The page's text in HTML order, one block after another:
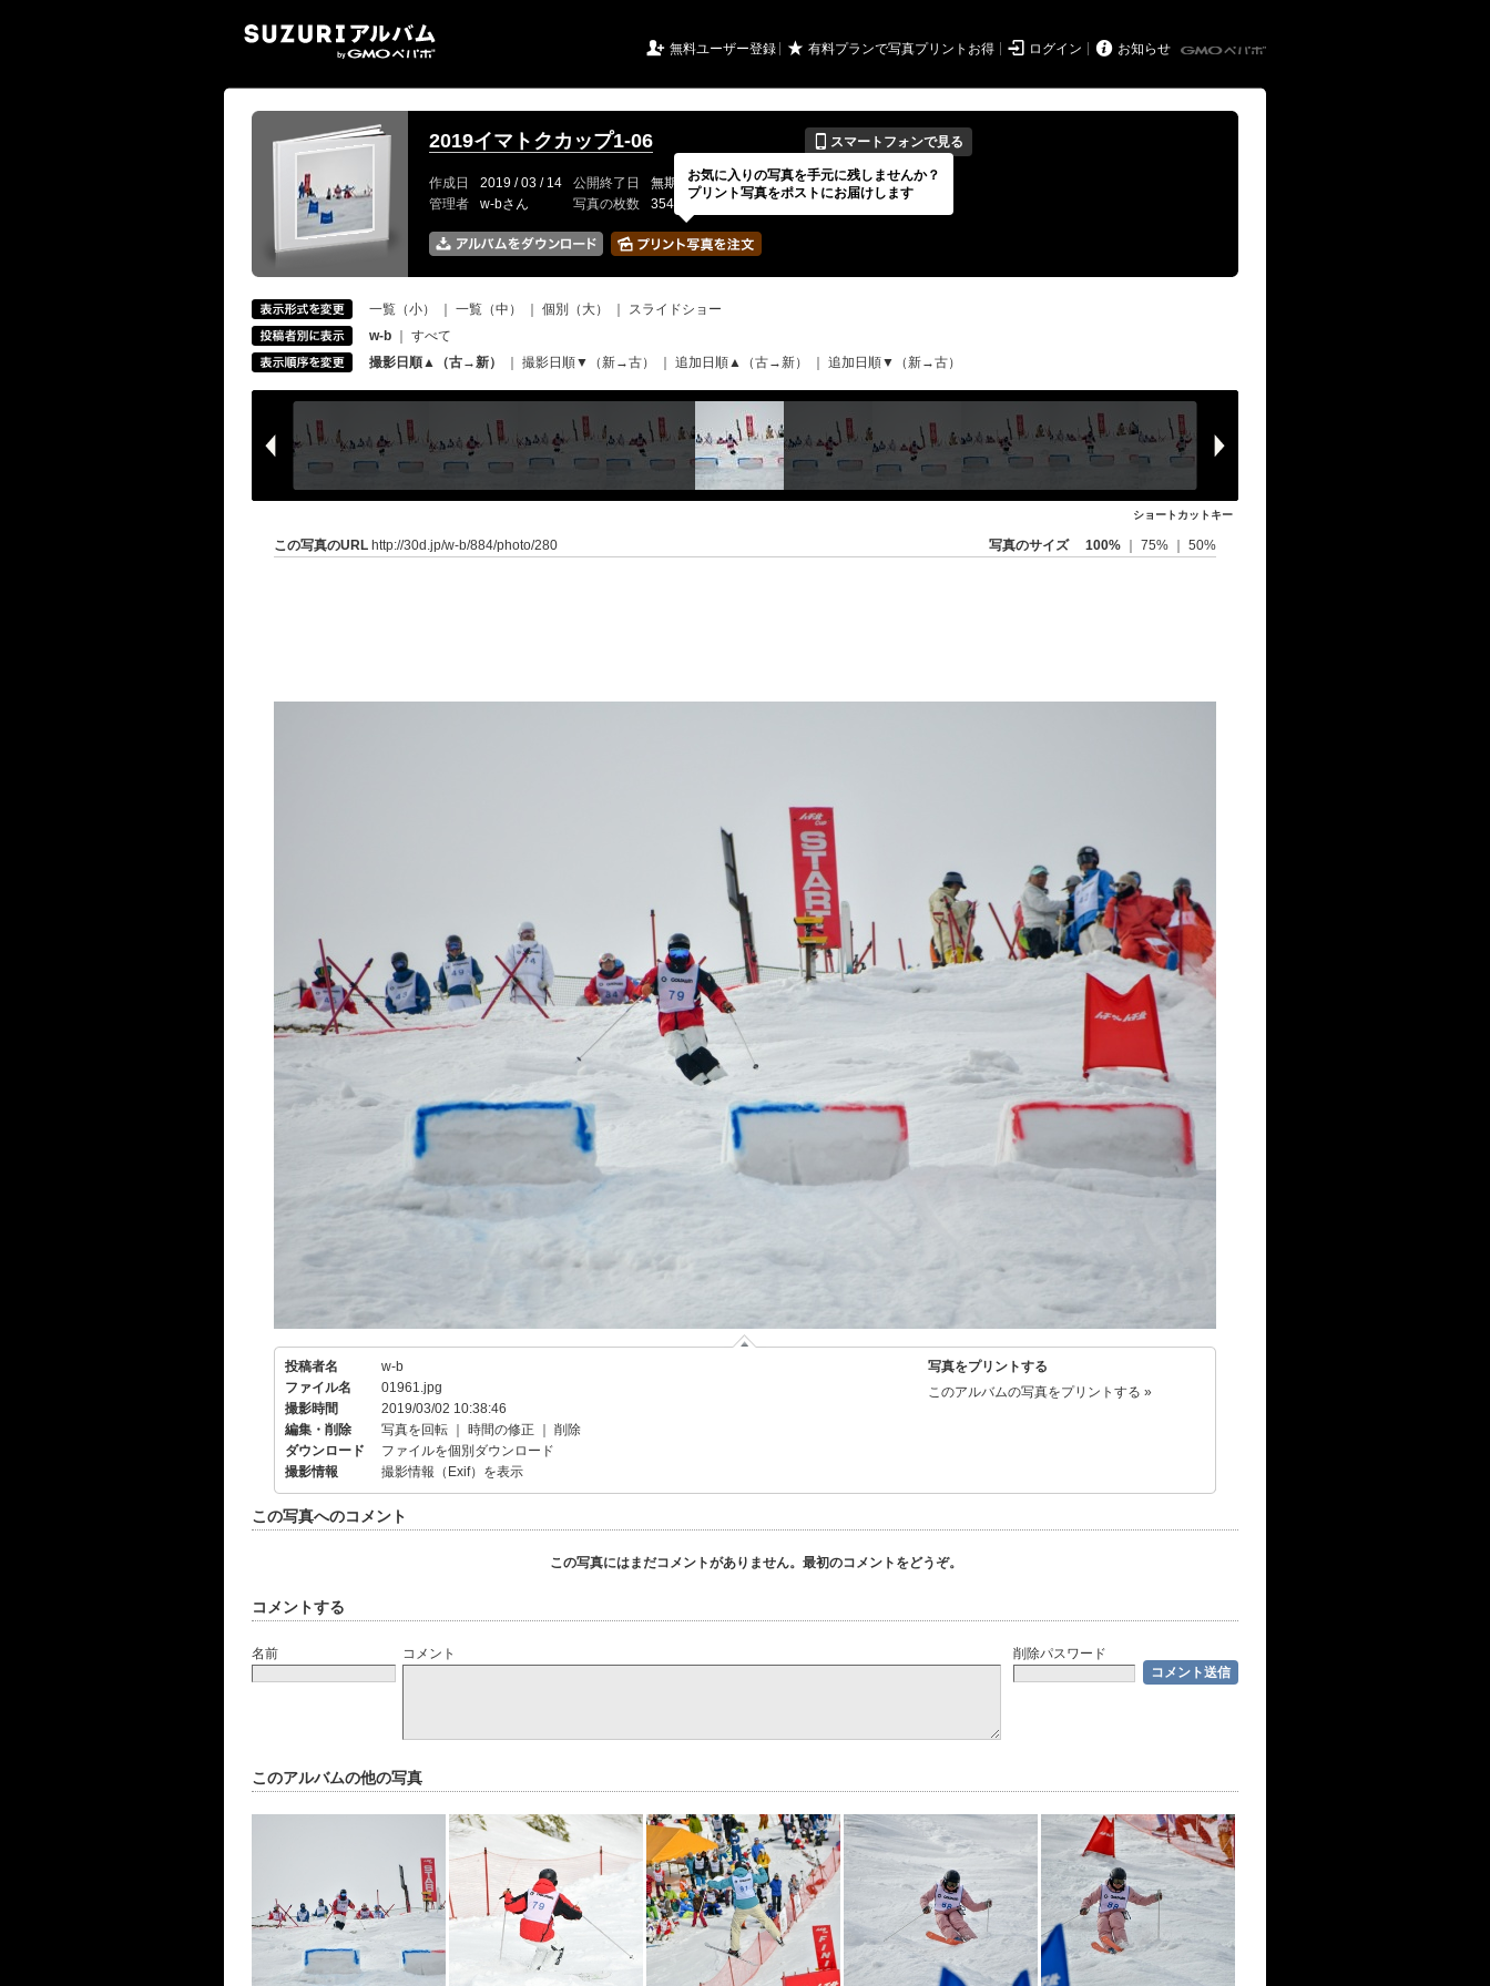
 無料ユーザー登録 ★ 有料プランで写真プリントお得  ログイン  お知らせ
2019イマトクカップ1-06 📱 スマートフォンで見る
作成日 2019 / 03 / 14 公開終了日 無期限 イベントの期間
---
管理者
w-bさん 写真の枚数 354 / 2000枚
一覧（小） 一覧（中） 個別（大）
スライドショー
w-b
すべて
撮影日順▲（古→新）
撮影日順▼（新→古） 追加日順▲（古→新） 追加日順▼（新→古）
ショートカットキー
この写真のURL http://30d.jp/w-b/884/photo/280 写真のサイズ 100% 75% 50%
投稿者名
w-b
ファイル名
01961.jpg
撮影時間
2019/03/02 10:38:46
編集・削除
写真を回転 時間の修正
削除
ダウンロード
ファイルを個別ダウンロード
撮影情報
撮影情報（Exif）を表示
写真をプリントする
このアルバムの写真をプリントする »
この写真へのコメント
この写真にはまだコメントがありません。最初のコメントをどうぞ。
コメントする
名前 コメント 削除パスワード
このアルバムの他の写真
お気に入りの写真を手元に残しませんか？
プリント写真をポストにお届けします